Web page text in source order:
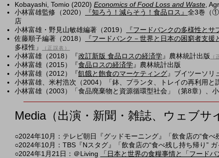
Kobayashi, Tomio (2020) Economics of Food Loss and Waste ,
小林富雄監修（2020）
『知ろう！減らそう！食品ロス』 全3巻（①
店
小林富雄・野見山敏雄編著（2019）
『フードバンクの多様性と
佐藤順子編著（2018）
『フードバンク－世界と日本の困窮者支援
多様性」
（正誤表）
小林富雄（2018）『改訂新版 食品ロスの経済学』農林統計出版 （
小林富雄（2015）『食品ロスの経済学』農林統計出版
小林富雄（2012）『飢餓と飽食のマーケティング』ブイツーソリ
小林富雄、米村浩次（2004）「鉢、プランタ、トレイの再利用と
小林富雄（2003）「食品廃棄物と資源循環型社会」（第8章）、
Media（出演・新聞・雑誌、ウェブサ
○2024年10月：テレビ朝日『グッドモーニング』
「飲食店の“食
○2024年10月：TBS『Nスタグ』
「飲食店の“食べ残し持ち帰り”
○2024年1月21日：＠Living
「日本と世界の食糧事情と「フード